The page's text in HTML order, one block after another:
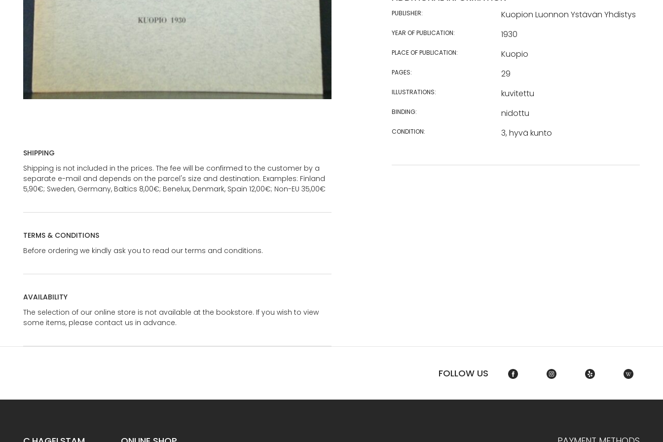
SHIPPING
Shipping is not included in the prices. The fee will be confirmed to the customer by a
separate e-mail and depends on the parcel's size and destination. Examples: Finland
5,90€; Sweden, Germany, Baltics 8,00€; Benelux, Denmark, Spain 12,00€; Non-EU 35,00€
TERMS & CONDITIONS
Before ordering we kindly ask you to read our terms and conditions.
AVAILABILITY
The selection of our online store is not available at the bookstore. If you wish to view
some items, please contact us in advance.
PUBLISHER: Kuopion Luonnon Ystävän Yhdistys
YEAR OF PUBLICATION: 1930
PLACE OF PUBLICATION: Kuopio
PAGES: 29
ILLUSTRATIONS: kuvitettu
BINDING: nidottu
CONDITION: 3, hyvä kunto
FOLLOW US